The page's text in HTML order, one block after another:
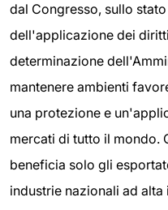
dal Congresso, sullo
dell'applicazione dei
determinazione
mantenere ambienti
una protezione e
mercati di tutto il mondo.
beneficia solo gli
industrie nazionali ad alta